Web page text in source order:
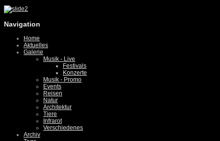
Navigation
Home
Aktuelles
Galerie
Musik - Live
Festivals
Konzerte
Musik - Promo
Events
Reisen
Natur
Architektur
Tiere
Infrarot
Verschiedenes
Archiv